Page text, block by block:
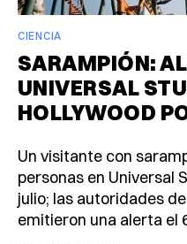
CIENCIA
SARAMPIÓN:
UNIVERSAL
HOLLYWOOD
Un visitante con
personas en Universal
julio; las autoridades
emitieron una alerta el